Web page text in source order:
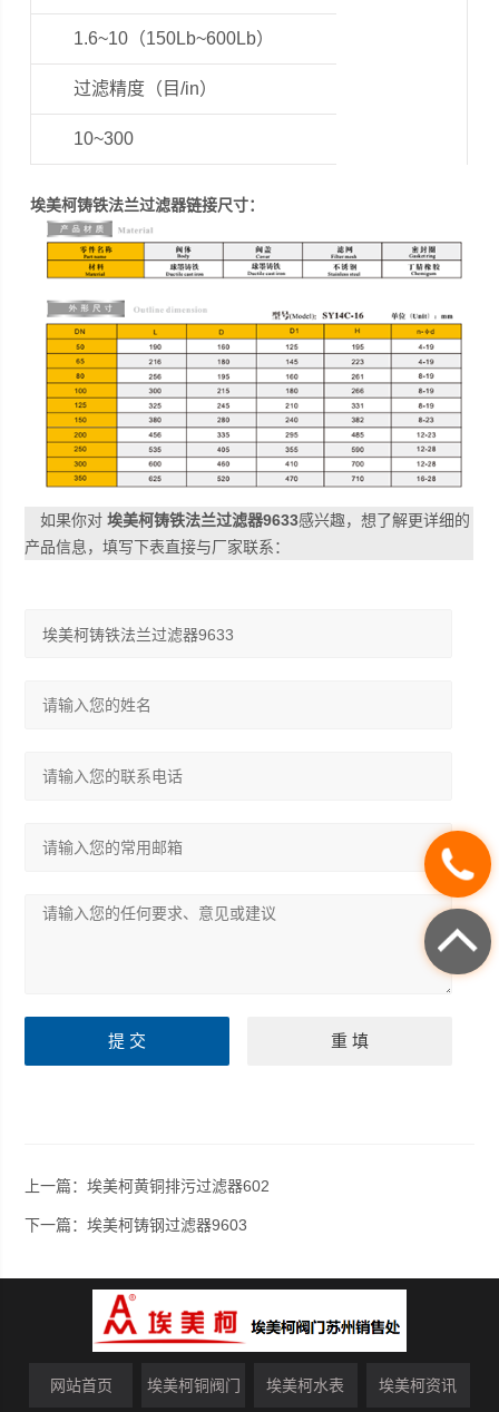
1.6~10（150Lb~600Lb）
过滤精度（目/in）
10~300
埃美柯铸铁法兰过滤器链接尺寸：
如果你对埃美柯铸铁法兰过滤器9633感兴趣，想了解更详细的
产品信息，填写下表直接与厂家联系：
上一篇：埃美柯黄铜排污过滤器602
下一篇：埃美柯铸钢过滤器9603
网站首页 埃美柯铜阀门 埃美柯水表 埃美柯资讯